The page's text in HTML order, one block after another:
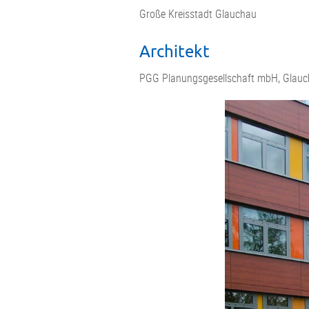
Große Kreisstadt Glauchau
Architekt
PGG Planungsgesellschaft mbH,